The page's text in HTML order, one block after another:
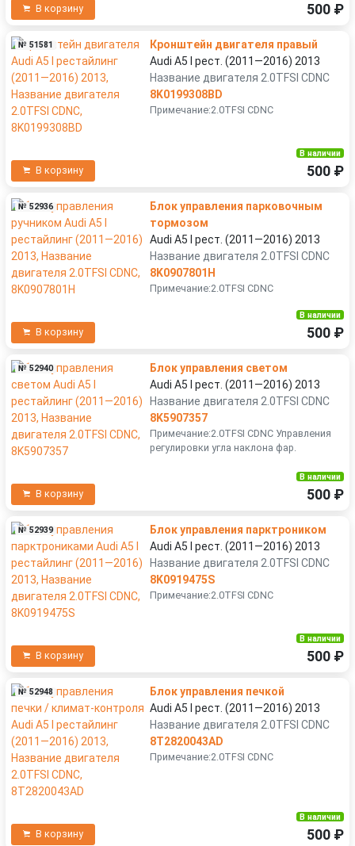
В корзину 500 ₽
№ 51581
Кронштейн двигателя правый
Audi A5 I рест. (2011—2016) 2013
Название двигателя 2.0TFSI CDNC
8K0199308BD
Примечание:2.0TFSI CDNC
В корзину
В наличии
500 ₽
№ 52936
Блок управления парковочным
тормозом
Audi A5 I рест. (2011—2016) 2013
Название двигателя 2.0TFSI CDNC
8K0907801H
Примечание:2.0TFSI CDNC
В корзину
В наличии
500 ₽
№ 52940
Блок управления светом
Audi A5 I рест. (2011—2016) 2013
Название двигателя 2.0TFSI CDNC
8K5907357
Примечание:2.0TFSI CDNC Управления
регулировки угла наклона фар.
В корзину
В наличии
500 ₽
№ 52939
Блок управления парктроником
Audi A5 I рест. (2011—2016) 2013
Название двигателя 2.0TFSI CDNC
8K0919475S
Примечание:2.0TFSI CDNC
В корзину
В наличии
500 ₽
№ 52948
Блок управления печкой
Audi A5 I рест. (2011—2016) 2013
Название двигателя 2.0TFSI CDNC
8T2820043AD
Примечание:2.0TFSI CDNC
В корзину
В наличии
500 ₽